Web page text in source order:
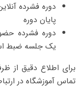
پایان دوره
یک جلسه ضبط
برای اطلاع دقیق از
تماس آموزشگاه در